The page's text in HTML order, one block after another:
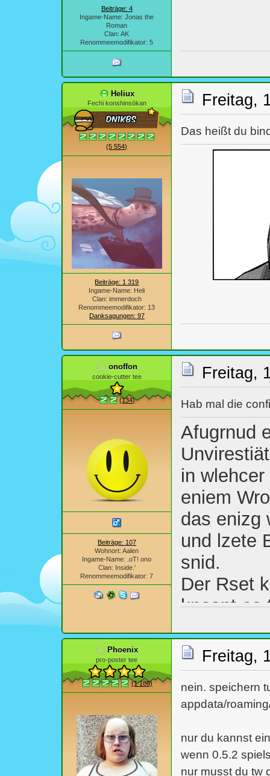
Beiträge: 4
Ingame-Name: Jonas the
Roman
Clan: AK
Renommeemodifikator: 5
Heliux
Fechi konshinsōkan
(5 554)
Beiträge: 1 319
Ingame-Name: Heli
Clan: immerdoch
Renommeemodifikator: 13
Danksagungen: 97
Freitag,
Das heißt du
onoffon
cookie-cutter tee
(134)
Beiträge: 107
Wohnort: Aalen
Ingame-Name: .oT! ono
Clan: Inside.'
Renommeemodifikator: 7
Freitag,
Hab mal die
Afugrnud
in
eniem
das enizg
und lzete
snid.
Der Rset
knasnt es
Das ghet
für
Wröetr
Phoenix
pro-poster tee
(1 186)
Freitag,
nein. speichern
appdata/
nur du kannst
wenn 0.5.2
nur musst du tw